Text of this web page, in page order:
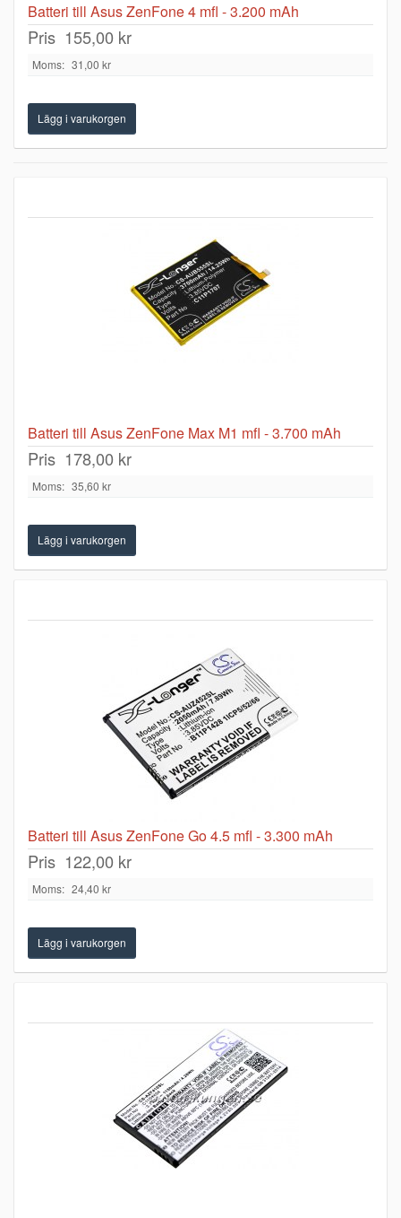
Batteri till Asus ZenFone 4 mfl - 3.200 mAh
Pris 155,00 kr
Moms: 31,00 kr
Batteri till Asus ZenFone Max M1 mfl - 3.700 mAh
Pris 178,00 kr
Moms: 35,60 kr
Batteri till Asus ZenFone Go 4.5 mfl - 3.300 mAh
Pris 122,00 kr
Moms: 24,40 kr